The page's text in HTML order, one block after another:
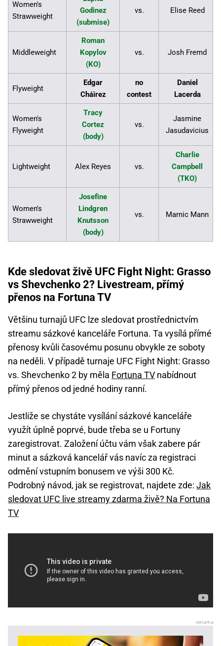
Women's
Strawweight
Godinez
(submise)
vs. Elise Reed
Middleweight
Roman
Kopylov
(KO)
vs. Josh Fremd
Flyweight
Edgar
Cháirez
no
contest
Daniel
Lacerda
Women's
Flyweight
Tracy
Cortez
(body)
vs.
Jasmine
Jasudavicius
Lightweight Alex Reyes vs.
Charlie
Campbell
(TKO)
Women's
Strawweight
Josefine
Lindgren
Knutsson
(body)
vs. Marnic Mann
Kde sledovat živě UFC Fight Night: Grasso
vs Shevchenko 2? Livestream, přímý
přenos na Fortuna TV
Většinu turnajů UFC lze sledovat prostřednictvím
streamu sázkové kanceláře Fortuna. Ta vysílá přímé
přenosy kvůli časovému posunu obvykle ze soboty
na neděli. V případě turnaje UFC Fight Night: Grasso
vs. Shevchenko 2 by měla Fortuna TV nabídnout
přímý přenos od jedné hodiny ranní.
Jestliže se chystáte vysílání sázkové kanceláře
využít úplně poprvé, bude třeba se u Fortuny
zaregistrovat. Založení účtu vám však zabere pár
minut a sázková kancelář vás navíc za registraci
odmění vstupním bonusem ve výši 300 Kč.
Podrobný návod, jak se registrovat, najdete zde: Jak
sledovat UFC live streamy zdarma živě? Na Fortuna
TV